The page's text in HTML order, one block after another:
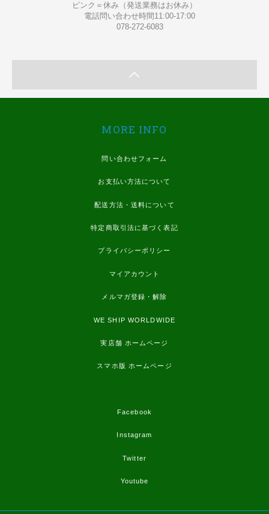
ピンク＝休み（発送業務はお休み）
電話問い合わせ時間11:00-17:00
078-272-6083
MORE INFO
問い合わせフォーム
お支払い方法について
配送方法・送料について
特定商取引法に基づく表記
プライバシーポリシー
マイアカウント
メルマガ登録・解除
WE SHIP WORLDWIDE
実店舗 ホームページ
スマホ版 ホームページ
Facebook
Instagram
Twitter
Youtube